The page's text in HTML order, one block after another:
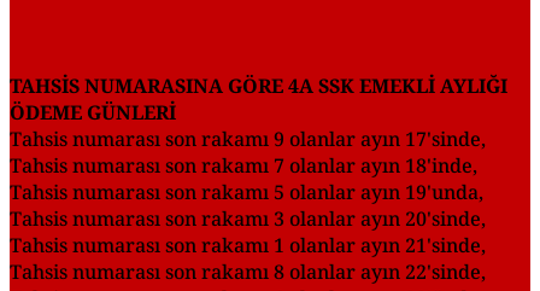
TAHSİS NUMARASINA GÖRE 4A SSK EMEKLİ AYLIĞI
ÖDEME GÜNLERİ
Tahsis numarası son rakamı 9 olanlar ayın 17'sinde,
Tahsis numarası son rakamı 7 olanlar ayın 18'inde,
Tahsis numarası son rakamı 5 olanlar ayın 19'unda,
Tahsis numarası son rakamı 3 olanlar ayın 20'sinde,
Tahsis numarası son rakamı 1 olanlar ayın 21'sinde,
Tahsis numarası son rakamı 8 olanlar ayın 22'sinde,